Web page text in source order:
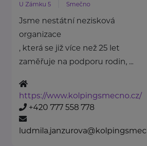
U Zámku 5 Smečno
Jsme nestátní nezisková
organizace
, která se již více než 25 let
zaměřuje na podporu rodin, ...
https://www.kolpingsmecno.cz/
+420 777 558 778